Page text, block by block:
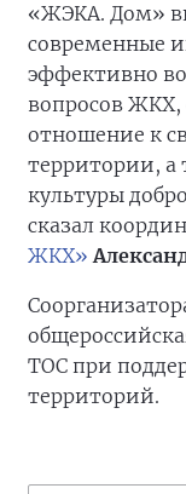
«ЖЭКА. Дом»
современные
эффективно
вопросов ЖКХ,
отношение к
территории, а
культуры
сказал
ЖКХ»
ТОС при
территорий.